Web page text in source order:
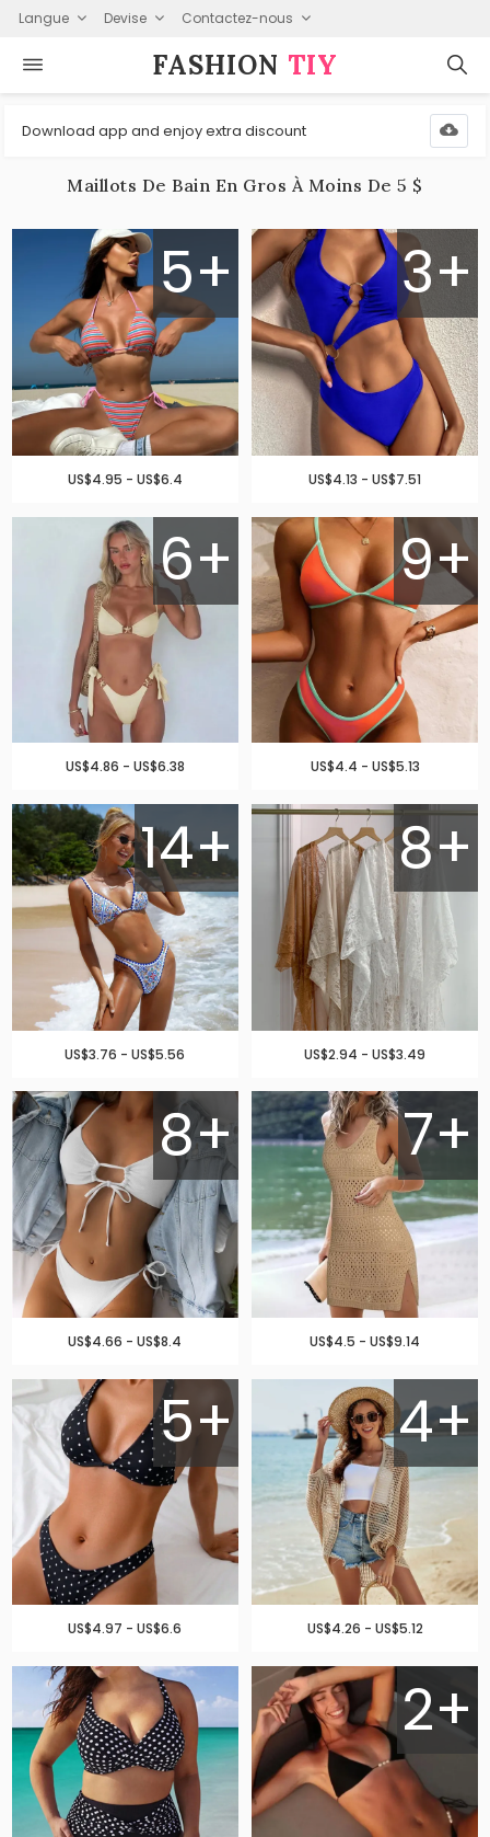
Langue Devise Contactez-nous
FASHION⁠ TIY
Download app and enjoy extra discount
Maillots De Bain En Gros À Moins De 5 $
5+
US$4.95 - US$6.4
3+
US$4.13 - US$7.51
6+
US$4.86 - US$6.38
9+
US$4.4 - US$5.13
14+
US$3.76 - US$5.56
8+
US$2.94 - US$3.49
8+
US$4.66 - US$8.4
7+
US$4.5 - US$9.14
5+
US$4.97 - US$6.6
4+
US$4.26 - US$5.12
2+